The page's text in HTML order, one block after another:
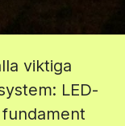
viktiga
LED-